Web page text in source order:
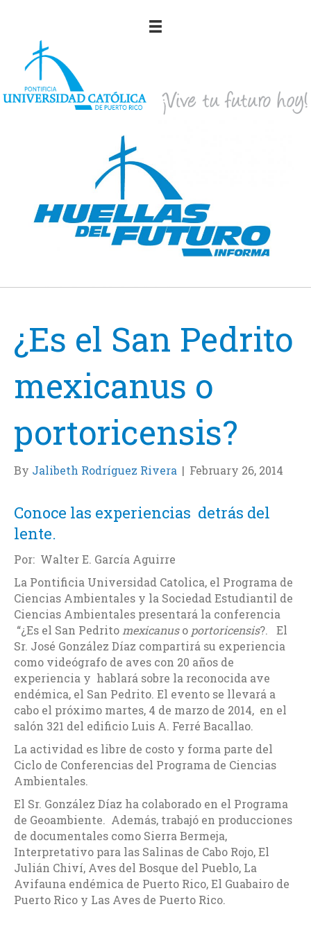
¿Es el San Pedrito
mexicanus o
portoricensis?
By Jalibeth Rodríguez Rivera | February 26, 2014
Conoce las experiencias detrás del
lente.
Por: Walter E. García Aguirre
La Pontificia Universidad Catolica, el Programa de
Ciencias Ambientales y la Sociedad Estudiantil de
Ciencias Ambientales presentará la conferencia
“¿Es el San Pedrito mexicanuso portoricensis?. El
Sr. José González Díaz compartirá su experiencia
como videógrafo de aves con 20 años de
experiencia y hablará sobre la reconocida ave
endémica, el San Pedrito. El evento se llevará a
cabo el próximo martes, 4 de marzo de 2014, en el
salón 321 del edificio Luis A. Ferré Bacallao.
La actividad es libre de costo y forma parte del
Ciclo de Conferencias del Programa de Ciencias
Ambientales.
El Sr. González Díaz ha colaborado en el Programa
de Geoambiente. Además, trabajó en producciones
de documentales como Sierra Bermeja,
Interpretativo para las Salinas de Cabo Rojo, El
Julián Chiví, Aves del Bosque del Pueblo, La
Avifauna endémica de Puerto Rico, El Guabairo de
Puerto Rico y Las Aves de Puerto Rico.